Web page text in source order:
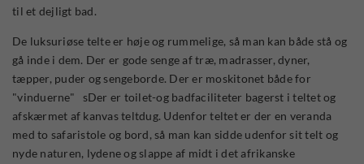
til et dejligt bad.
De luksuriøse telte er høje og rummelige, så man kan både stå og
gå inde i dem. Der er gode senge af træ, madrasser, dyner,
tæpper, puder og sengeborde. Der er moskitonet både for
"vinduerne" sDer er toilet-og badfaciliteter bagerst i teltet og
afskærmet af kanvas teltdug. Udenfor teltet er der en veranda
med to safaristole og bord, så man kan sidde udenfor sit telt og
nyde naturen, lydene og slappe af midt i det afrikanske